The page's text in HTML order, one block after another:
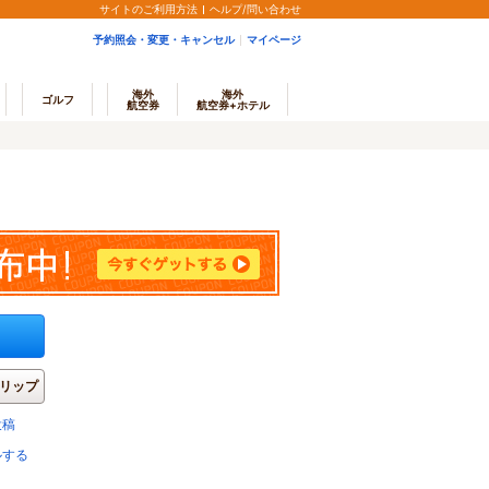
サイトのご利用方法 ヘルプ/問い合わせ
予約照会・変更・キャンセル マイページ
ゴルフ
海外
航空券
海外
航空券+ホテル
ップ
る